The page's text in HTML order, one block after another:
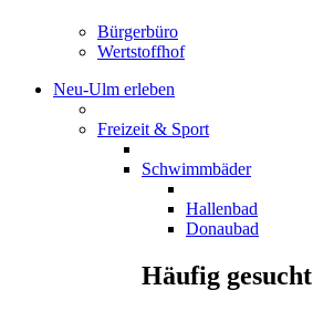
Bürgerbüro
Wertstoffhof
Neu-Ulm erleben
Freizeit & Sport
Schwimmbäder
Hallenbad
Donaubad
Häufig gesucht